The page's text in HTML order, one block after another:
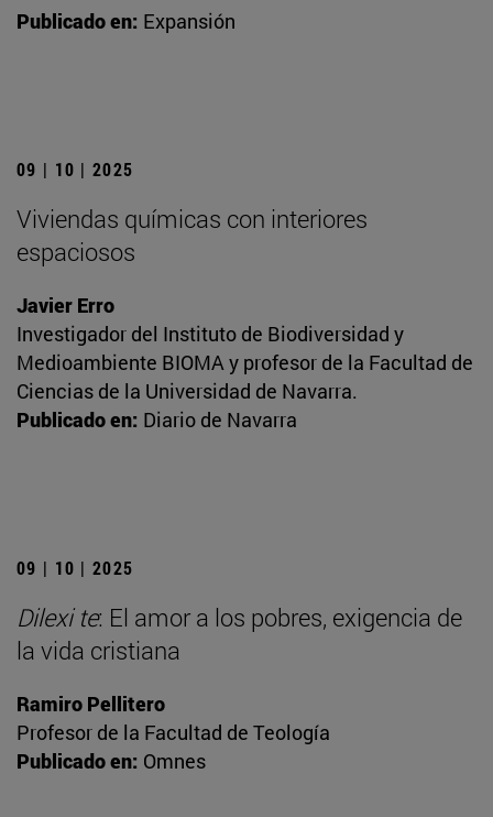
Publicado en: Expansión
09 | 10 | 2025
Viviendas químicas con interiores
espaciosos
Javier Erro
Investigador del Instituto de Biodiversidad y
Medioambiente BIOMA y profesor de la Facultad de
Ciencias de la Universidad de Navarra.
Publicado en: Diario de Navarra
09 | 10 | 2025
Dilexi te: El amor a los pobres, exigencia de
la vida cristiana
Ramiro Pellitero
Profesor de la Facultad de Teología
Publicado en: Omnes